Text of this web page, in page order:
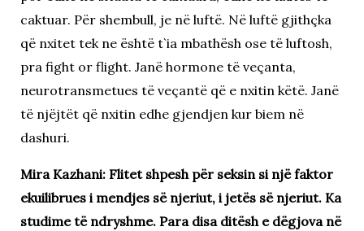
caktuar. Për shembull, je në luftë. Në luftë gjithçka
që nxitet tek ne është t`ia mbathësh ose të luftosh,
pra fight or flight. Janë hormone të veçanta,
neurotransmetues të veçantë që e nxitin këtë. Janë
të njëjtët që nxitin edhe gjendjen kur biem në
dashuri.
Mira Kazhani: Flitet shpesh për seksin si një faktor
ekuilibrues i mendjes së njeriut, i jetës së njeriut. Ka
studime të ndryshme. Para disa ditësh e dëgjova në